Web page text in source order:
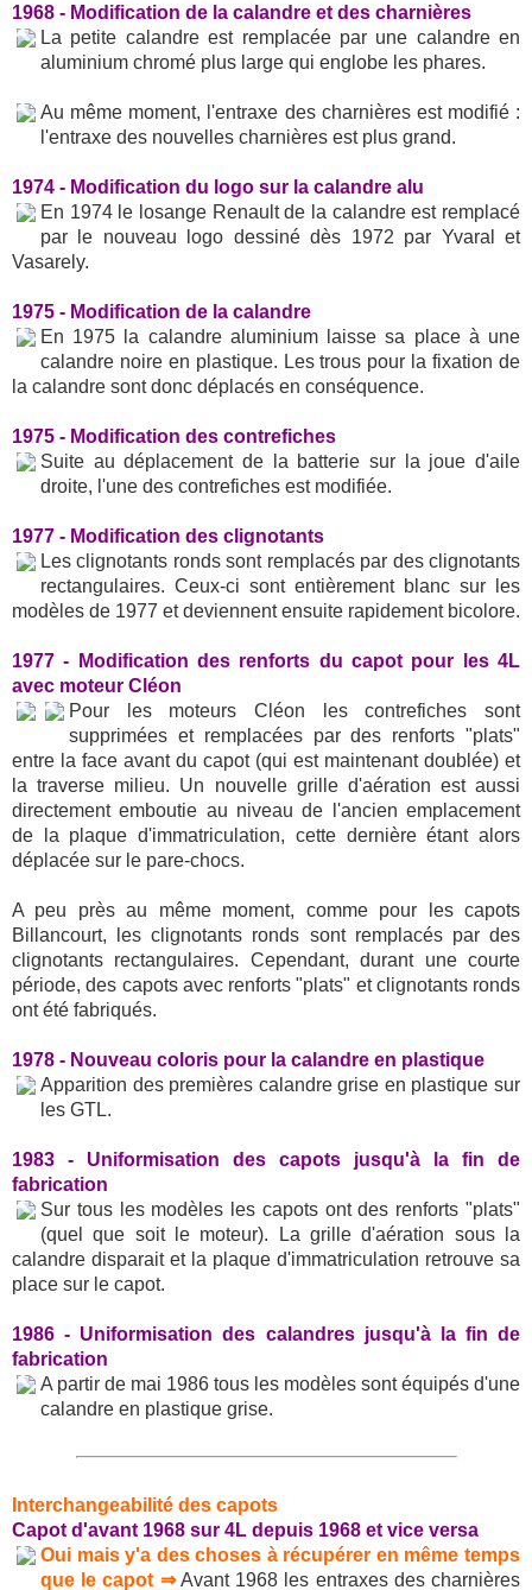
1968 - Modification de la calandre et des charnières
La petite calandre est remplacée par une calandre en
aluminium chromé plus large qui englobe les phares.
Au même moment, l'entraxe des charnières est modifié :
l'entraxe des nouvelles charnières est plus grand.
1974 - Modification du logo sur la calandre alu
En 1974 le losange Renault de la calandre est remplacé
par le nouveau logo dessiné dès 1972 par Yvaral et
Vasarely.
1975 - Modification de la calandre
En 1975 la calandre aluminium laisse sa place à une
calandre noire en plastique. Les trous pour la fixation de
la calandre sont donc déplacés en conséquence.
1975 - Modification des contrefiches
Suite au déplacement de la batterie sur la joue d'aile
droite, l'une des contrefiches est modifiée.
1977 - Modification des clignotants
Les clignotants ronds sont remplacés par des clignotants
rectangulaires. Ceux-ci sont entièrement blanc sur les
modèles de 1977 et deviennent ensuite rapidement bicolore.
1977 - Modification des renforts du capot pour les 4L
avec moteur Cléon
Pour les moteurs Cléon les contrefiches sont
supprimées et remplacées par des renforts "plats"
entre la face avant du capot (qui est maintenant doublée) et
la traverse milieu. Un nouvelle grille d'aération est aussi
directement emboutie au niveau de l'ancien emplacement
de la plaque d'immatriculation, cette dernière étant alors
déplacée sur le pare-chocs.
A peu près au même moment, comme pour les capots
Billancourt, les clignotants ronds sont remplacés par des
clignotants rectangulaires. Cependant, durant une courte
période, des capots avec renforts "plats" et clignotants ronds
ont été fabriqués.
1978 - Nouveau coloris pour la calandre en plastique
Apparition des premières calandre grise en plastique sur
les GTL.
1983 - Uniformisation des capots jusqu'à la fin de
fabrication
Sur tous les modèles les capots ont des renforts "plats"
(quel que soit le moteur). La grille d'aération sous la
calandre disparait et la plaque d'immatriculation retrouve sa
place sur le capot.
1986 - Uniformisation des calandres jusqu'à la fin de
fabrication
A partir de mai 1986 tous les modèles sont équipés d'une
calandre en plastique grise.
Interchangeabilité des capots
Capot d'avant 1968 sur 4L depuis 1968 et vice versa
Oui mais y'a des choses à récupérer en même temps
que le capot ⇒Avant 1968 les entraxes des charnières